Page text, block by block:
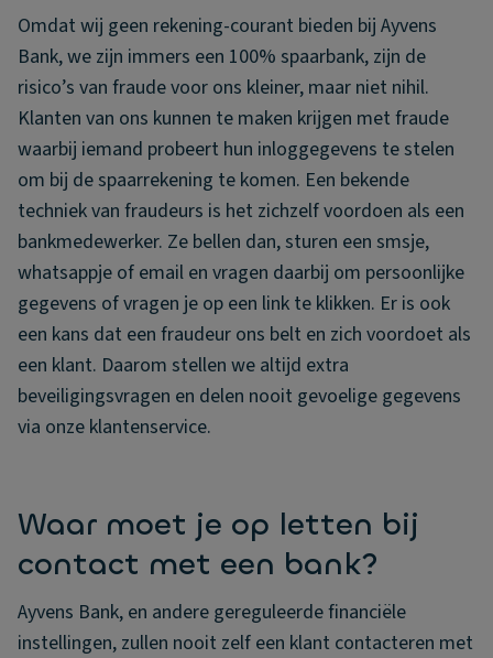
Omdat wij geen rekening-courant bieden bij Ayvens
Bank, we zijn immers een 100% spaarbank, zijn de
risico’s van fraude voor ons kleiner, maar niet nihil.
Klanten van ons kunnen te maken krijgen met fraude
waarbij iemand probeert hun inloggegevens te stelen
om bij de spaarrekening te komen. Een bekende
techniek van fraudeurs is het zichzelf voordoen als een
bankmedewerker. Ze bellen dan, sturen een smsje,
whatsappje of email en vragen daarbij om persoonlijke
gegevens of vragen je op een link te klikken. Er is ook
een kans dat een fraudeur ons belt en zich voordoet als
een klant. Daarom stellen we altijd extra
beveiligingsvragen en delen nooit gevoelige gegevens
via onze klantenservice.
Waar moet je op letten bij
contact met een bank?
Ayvens Bank, en andere gereguleerde financiële
instellingen, zullen nooit zelf een klant contacteren met